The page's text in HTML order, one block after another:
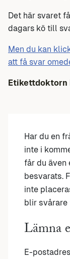
Det här svaret
dagars kö till
Men du kan
att få svar
Etikettdoktorn
Har du en
inte i
får du även
besvarats.
inte
blir svårare
Lämna
E-